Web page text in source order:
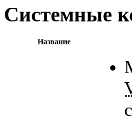
Системные
Название